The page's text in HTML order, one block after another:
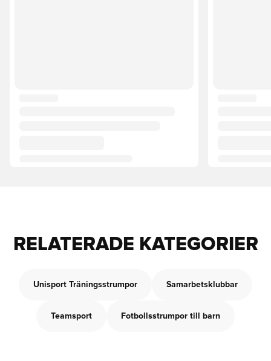
RELATERADE KATEGORIER
Unisport Träningsstrumpor Samarbetsklubbar
Teamsport Fotbollsstrumpor till barn